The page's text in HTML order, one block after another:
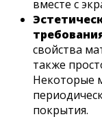
вместе с
свойства
также
Некоторые
покрытия.